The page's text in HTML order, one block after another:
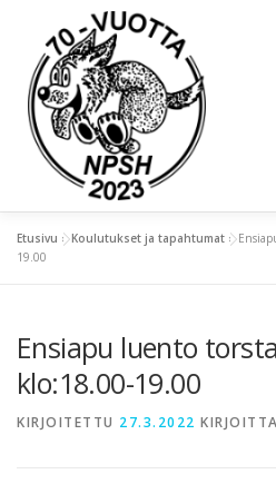
ETUSIVU
KOULUTUKSET JA
KIERTOPALKINNOT
Etusivu »Koulutukset ja tapahtumat »
19.00
Ensiapu luento
klo:18.00-19.00
KIRJOITETTU 27.3.2022